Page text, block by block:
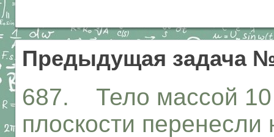
Предыдущая задача
687. Тело массой 10
плоскости